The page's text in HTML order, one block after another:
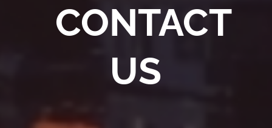
CONTACT
US